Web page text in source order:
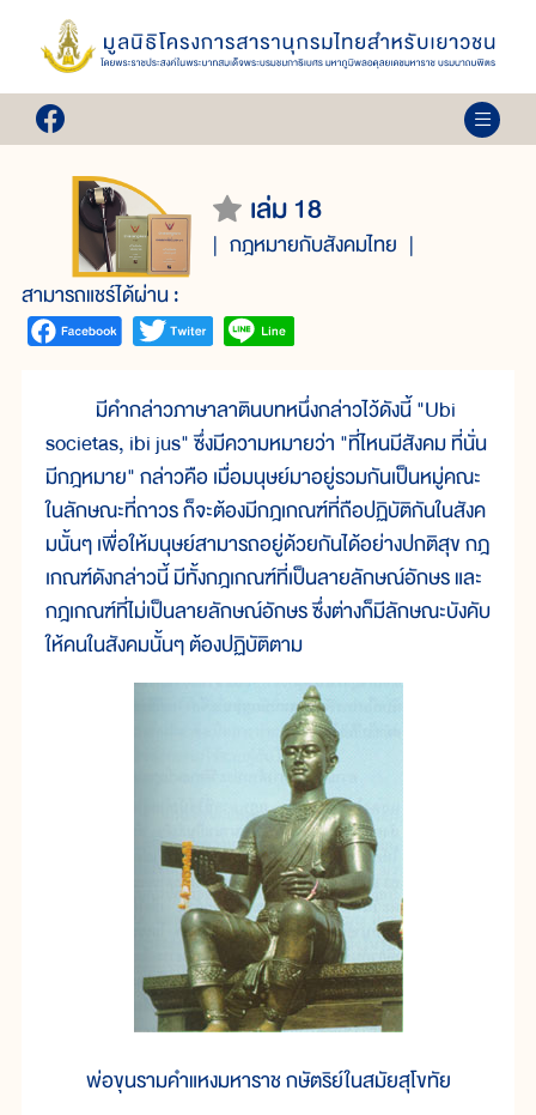
เล่ม 18
กฎหมายกับสังคมไทย
สามารถแชร์ได้ผ่าน :
มีคำกล่าวภาษาลาตินบทหนึ่งกล่าวไว้ดังนี้ "Ubi
societas, ibi jus" ซึ่งมีความหมายว่า "ที่ไหนมีสังคม ที่นั่น
มีกฎหมาย" กล่าวคือ เมื่อมนุษย์มาอยู่รวมกันเป็นหมู่คณะ
ในลักษณะที่ถาวร ก็จะต้องมีกฎเกณฑ์ที่ถือปฏิบัติกันในสังค
มนั้นๆ เพื่อให้มนุษย์สามารถอยู่ด้วยกันได้อย่างปกติสุข กฎ
เกณฑ์ดังกล่าวนี้ มีทั้งกฎเกณฑ์ที่เป็นลายลักษณ์อักษร และ
กฎเกณฑ์ที่ไม่เป็นลายลักษณ์อักษร ซึ่งต่างก็มีลักษณะบังคับ
ให้คนในสังคมนั้นๆ ต้องปฏิบัติตาม
พ่อขุนรามคำแหงมหาราช กษัตริย์ในสมัยสุโขทัย